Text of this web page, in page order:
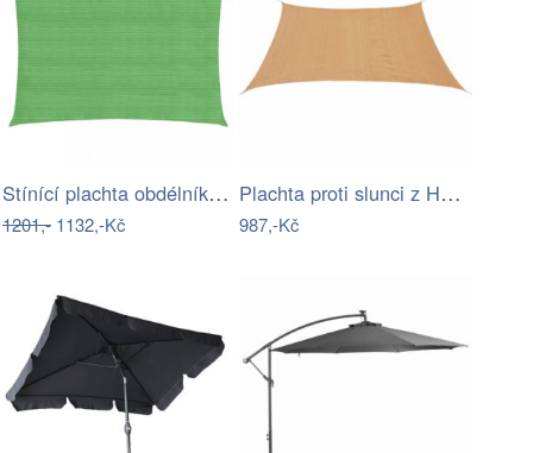
Stínící plachta obdélníková HDPE 2 x 5…
1201,- 1132,-Kč
Plachta proti slunci z HDPE čtvercová 2…
987,-Kč